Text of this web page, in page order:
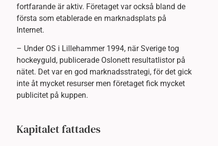
fortfarande är aktiv. Företaget var också bland de
första som etablerade en marknadsplats på
Internet.
– Under OS i Lillehammer 1994, när Sverige tog
hockeyguld, publicerade Oslonett resultatlistor på
nätet. Det var en god marknadsstrategi, för det gick
inte åt mycket resurser men företaget fick mycket
publicitet på kuppen.
Kapitalet fattades